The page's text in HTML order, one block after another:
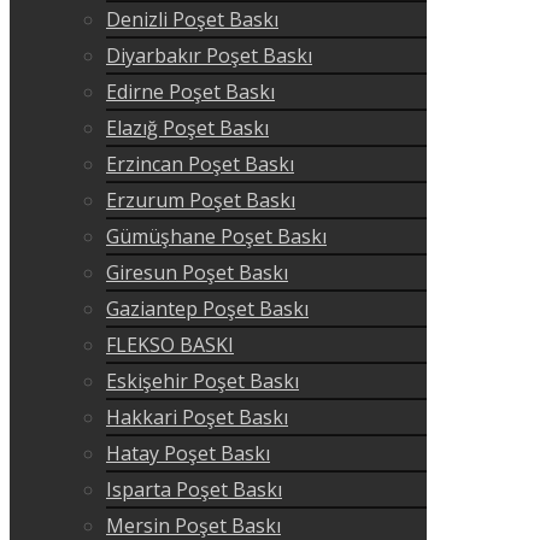
Denizli Poşet Baskı
Diyarbakır Poşet Baskı
Edirne Poşet Baskı
Elazığ Poşet Baskı
Erzincan Poşet Baskı
Erzurum Poşet Baskı
Gümüşhane Poşet Baskı
Giresun Poşet Baskı
Gaziantep Poşet Baskı
FLEKSO BASKI
Eskişehir Poşet Baskı
Hakkari Poşet Baskı
Hatay Poşet Baskı
Isparta Poşet Baskı
Mersin Poşet Baskı